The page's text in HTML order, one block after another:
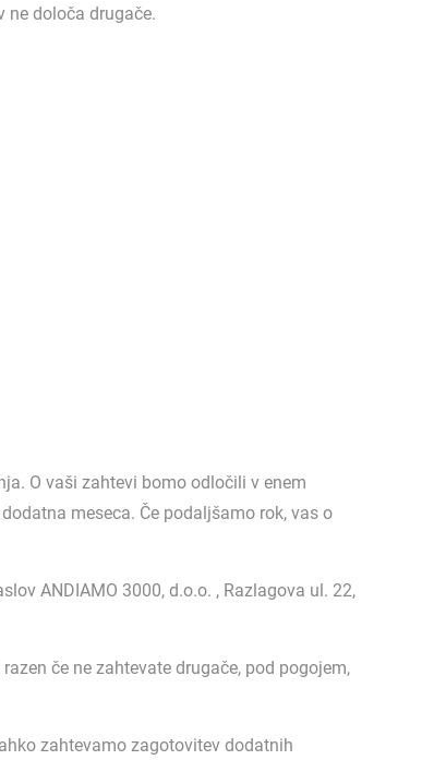
ne določa drugače.
O vaši zahtevi bomo odločili v enem
meseca. Če podaljšamo rok, vas o
ANDIAMO 3000, d.o.o. , Razlagova ul. 22,
če ne zahtevate drugače, pod pogojem,
zahtevamo zagotovitev dodatnih